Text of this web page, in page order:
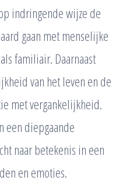
indringende wijze de
gaan met menselijke
familiair. Daarnaast
van het leven en de
met vergankelijkheid.
een diepgaande
naar betekenis in een
en emoties.